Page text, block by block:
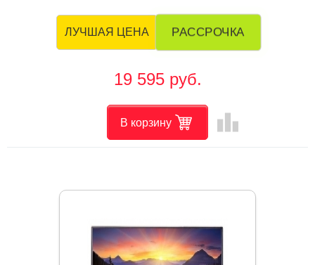
ЛУЧШАЯ ЦЕНА РАССРОЧКА
19 595 руб.
В корзину leaderboard